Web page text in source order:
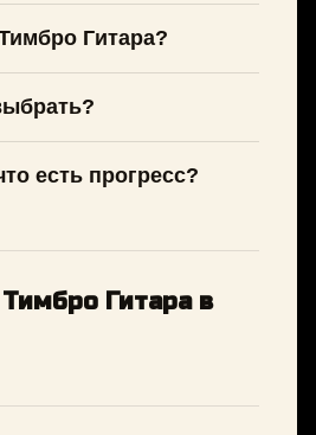
Гитара?
есть прогресс?
Гитара в